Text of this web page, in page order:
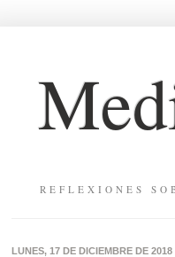
REFLEXIONES
LUNES, 17 DE DICIEMBRE DE 2018